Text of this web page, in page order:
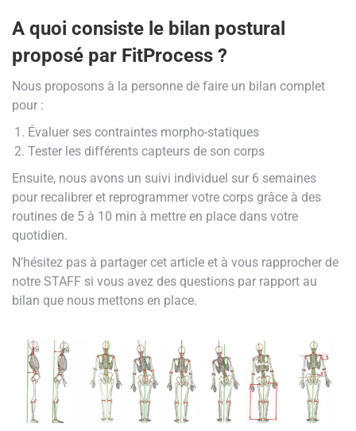
A quoi consiste le bilan postural
proposé par FitProcess ?
Nous proposons à la personne de faire un bilan complet
pour :
Évaluer ses contraintes morpho-statiques
Tester les différents capteurs de son corps
Ensuite, nous avons un suivi individuel sur 6 semaines
pour recalibrer et reprogrammer votre corps grâce à des
routines de 5 à 10 min à mettre en place dans votre
quotidien.
N’hésitez pas à partager cet article et à vous rapprocher de
notre STAFF si vous avez des questions par rapport au
bilan que nous mettons en place.